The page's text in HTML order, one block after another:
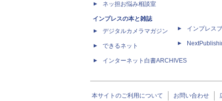
ネッ担お悩み相談室
インプレスの本と雑誌
デジタルカメラマガジン
できるネット
インターネット白書ARCHIVES
インプレス
本サイトのご利用について お問い合わせ